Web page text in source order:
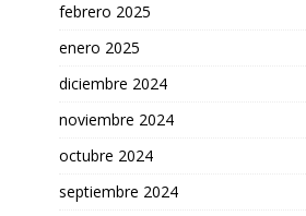
febrero 2025
enero 2025
diciembre 2024
noviembre 2024
octubre 2024
septiembre 2024